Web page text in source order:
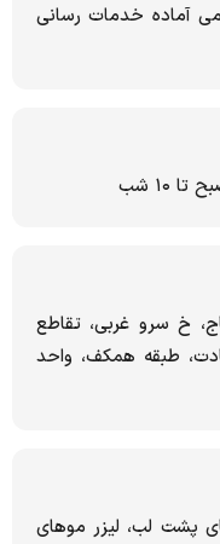
آماده خدمات رسانی
خ سرو غربی، تقاطع
طبقه همکف، واحد
پشت لب، لیزر موهای